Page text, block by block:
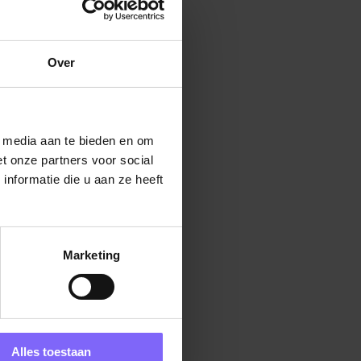
Over
aan te bieden en om
onze partners voor social
die u aan ze heeft
Marketing
Alles toestaan
dat
in